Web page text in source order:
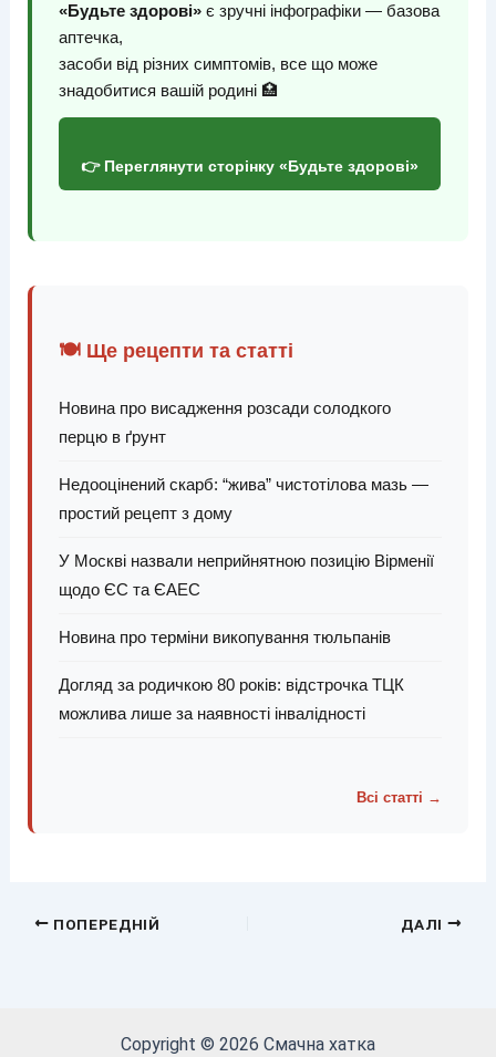
«Будьте здорові»є зручні інфографіки — базова
аптечка,
засоби від різних симптомів, все що може
знадобитися вашій родині 🏥
👉 Переглянути сторінку «Будьте здорові»
🍽️ Ще рецепти та статті
Новина про висадження розсади солодкого
перцю в ґрунт
Недооцінений скарб: “жива” чистотілова мазь —
простий рецепт з дому
У Москві назвали неприйнятною позицію Вірменії
щодо ЄС та ЄАЕС
Новина про терміни викопування тюльпанів
Догляд за родичкою 80 років: відстрочка ТЦК
можлива лише за наявності інвалідності
Всі статті →
ПОПЕРЕДНІЙ ДАЛІ
Copyright © 2026 Смачна хатка